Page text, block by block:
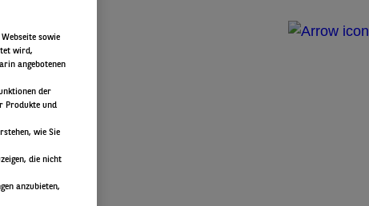
sowie
wird,
angebotenen
der
Produkte und
wie Sie
die nicht
anzubieten,